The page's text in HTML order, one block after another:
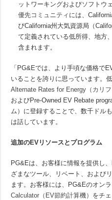
ットワーキングおよびソフトウ
優先コミュニティ には、
びCalifornia州大気資源局（
て定義されている低所得、地方
含まれます。
「PG&Eでは、より手頃な価格で
いることを誇りに思っています。
Alternate Rates for Energy（カリ
およびPre-Owned EV Rebate
ム）に登録することで、数千ドル
は話しています。
追加のEV リソースとプログラム
PG&Eは、お客様に情報を提供し
ざまなツール、リベート、および
ます。お客様には、PG&Eのオンラ
Calculator（EV節約計算機） をチ